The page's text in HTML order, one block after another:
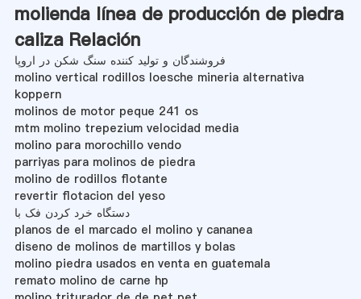
molienda línea de producción de piedra
caliza Relación
فروشندگان و تولید کننده سنگ شکن در اروپا
molino vertical rodillos loesche mineria alternativa
koppern
molinos de motor peque 241 os
mtm molino trepezium velocidad media
molino para morochillo vendo
parriyas para molinos de piedra
molino de rodillos flotante
revertir flotacion del yeso
دستگاه خرد کردن فک با
planos de el marcado el molino y cananea
diseno de molinos de martillos y bolas
molino piedra usados en venta en guatemala
remato molino de carne hp